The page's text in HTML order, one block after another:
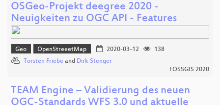
OSGeo-Projekt deegree 2020 -
Neuigkeiten zu OGC API - Features
Geo OpenStreeetMap 2020-03-12
138
Torsten Friebe and Dirk Stenger
FOSSGIS 2020
TEAM Engine – Validierung des neuen